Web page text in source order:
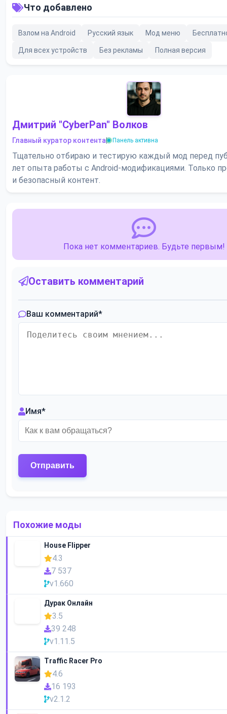
Что добавлено
Взлом на Android Русский язык Мод меню
Для всех устройств Без рекламы Полная версия
Дмитрий "CyberPan" Волков
Главный куратор контента| Панель активна
Тщательно отбираю и тестирую каждый мод перед
лет опыта работы с Android-модификациями. Только
и безопасный контент.
Пока нет комментариев. Будьте первым!
Оставить комментарий
Ваш комментарий*
Имя*
Похожие моды
House Flipper
4.3
7 537
v1.660
Дурак Онлайн
3.5
39 248
v1.11.5
Traffic Racer Pro
4.6
16 193
v2.1.2